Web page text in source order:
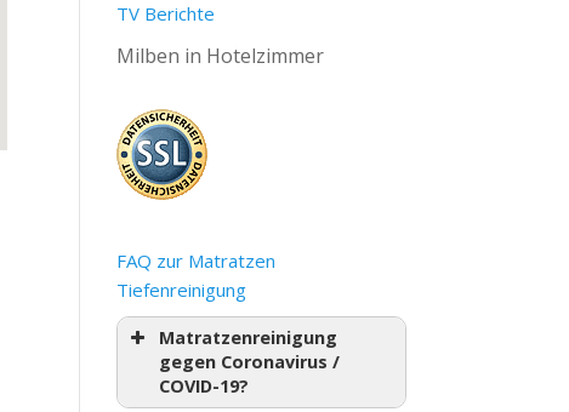
TV Berichte
Milben in Hotelzimmer
FAQ zur Matratzen
Tiefenreinigung
Matratzenreinigung
gegen Coronavirus /
COVID-19?